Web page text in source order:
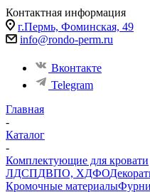
Контактная информация
г.Пермь, Фоминская, 49
info@rondo-perm.ru
Вконтакте
Telegram
Главная
-
Каталог
-
Комплектующие для кровати
ЛДСПДВПО, ХДФО
Кромочные материалы